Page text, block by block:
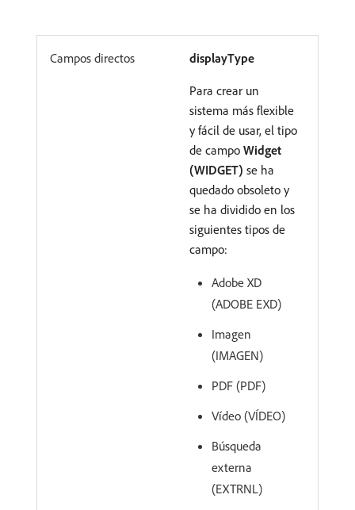
Campos directos displayType
Para crear un
sistema más flexible
y fácil de usar, el tipo
de campo Widget
(WIDGET) se ha
quedado obsoleto y
se ha dividido en los
siguientes tipos de
campo:
Adobe XD
(ADOBE EXD)
Imagen
(IMAGEN)
PDF (PDF)
Vídeo (VÍDEO)
Búsqueda
externa
(EXTRNL)